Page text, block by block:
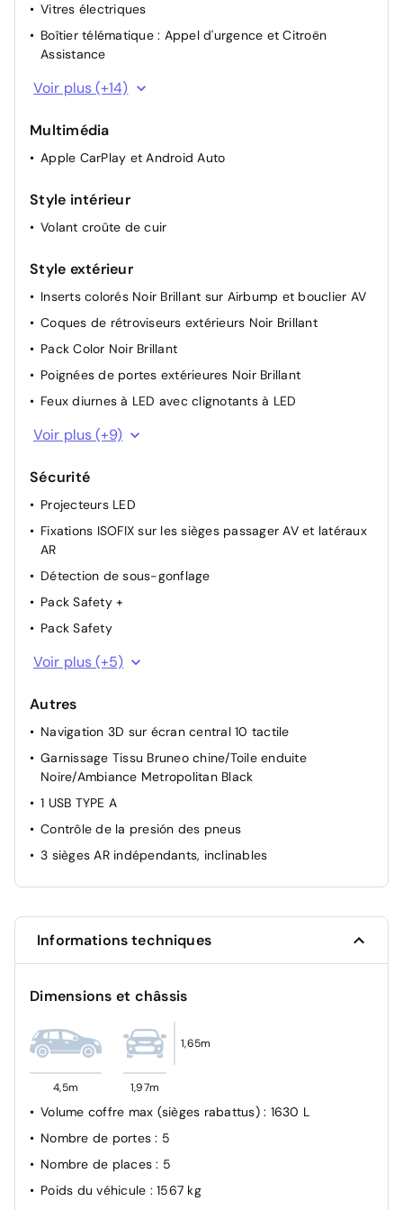
Vitres électriques
Boîtier télématique : Appel d'urgence et Citroën
Assistance
Siège conducteur avec réglage lombaire
Aide au stationnement AV
ABS + AFU + ESP + REF
Direction assistée
Volant réglable en hauteur et en profondeur
Caméra de recul avec Top Rear Vision
Boîte automatique 8 rapports
Aide au stationnement AR
Plancher de coffre escamotable
Pack Drive Assist
Sièges conducteur et passager réglables en hauteur
avec éclairage d'accueil
Voir plus (+14)
Multimédia
Apple CarPlay et Android Auto
Style intérieur
Volant croûte de cuir
Style extérieur
Inserts colorés Noir Brillant sur Airbump et bouclier AV
Coques de rétroviseurs extérieurs Noir Brillant
Pack Color Noir Brillant
Poignées de portes extérieures Noir Brillant
Feux diurnes à LED avec clignotants à LED
Enjoliveurs de contour de vitres latérales chromés
Sabots de protection Aluminium Brillant
Jantes alliage 18 PULSAR Diamantées bi-ton
Feux AR 3D à LED
Elargisseurs d'aile et bas de caisse Noir Mat
Custodes AR surteintées
Calandre supérieure Noir Brillant
Barres de toit
Voir plus (+9)
Sécurité
Projecteurs LED
Fixations ISOFIX sur les sièges passager AV et latéraux
AR
Détection de sous-gonflage
Pack Safety +
Pack Safety
Allumage automatique des feux de croisement
d'intersection
Frein de stationnement électrique automatique
Condamnation centralisée
Airbags frontaux AV, latéraux AV et rideaux
Voir plus (+5)
Autres
Navigation 3D sur écran central 10 tactile
Garnissage Tissu Bruneo chine/Toile enduite
Noire/Ambiance Metropolitan Black
1 USB TYPE A
Contrôle de la presión des pneus
3 sièges AR indépendants, inclinables
Informations techniques
Dimensions et châssis
4,5m 1,97m
1,65m
Volume coffre max (sièges rabattus) : 1630 L
Nombre de portes: 5
Nombre de places: 5
Poids du véhicule : 1567 kg